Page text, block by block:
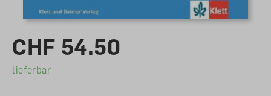
CHF 54.50
lieferbar